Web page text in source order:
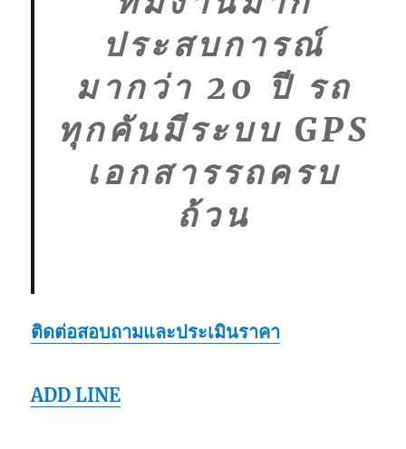
ประสบการณ์
มากว่า 20 ปี รถ
ทุกคันมีระบบ GPS
เอกสารรถครบ
ถ้วน
ติดต่อสอบถามและประเมินราคา
ADD LINE